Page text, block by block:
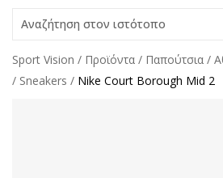
Αναζήτηση στον ιστότοπο
Sport Vision Προϊόντα Παπούτσια
Sneakers
Nike Court Borough Mid 2